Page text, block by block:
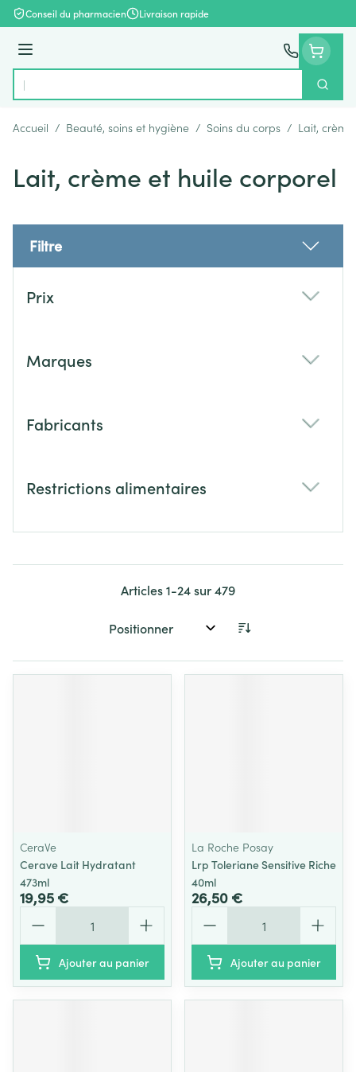
Aller au contenu
Conseil du pharmacien Livraison rapide
Menu
Rechercher
Accueil / Beauté, soins et hygiène / Soins du corps / Lait,
Lait, crème et huile corporel
Filtre
Prix
Marques
Fabricants
Restrictions alimentaires
Articles1-24sur479
Trier par:
CeraVe
Cerave Lait Hydratant
473ml
19,95 €
Ajouter au panier
La Roche Posay
Lrp Toleriane Sensitive Riche
40ml
26,50 €
Ajouter au panier